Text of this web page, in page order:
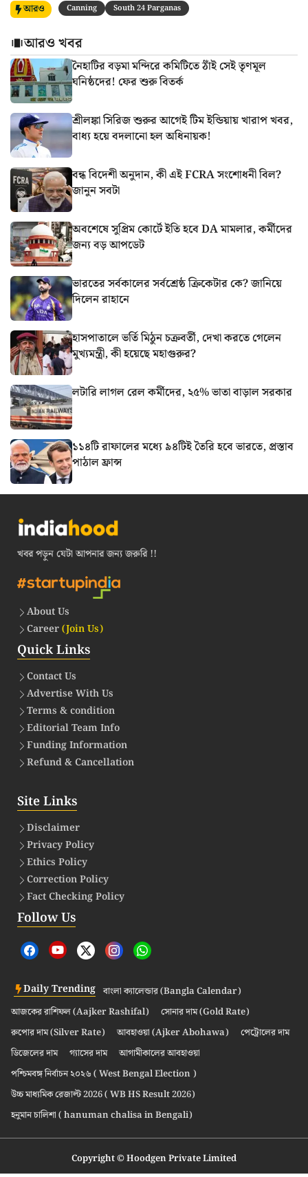
আরও Canning South 24 Parganas
আরও খবর
নৈহাটির বড়মা মন্দিরে কমিটিতে ঠাঁই সেই তৃণমূল
ঘনিষ্ঠদের! ফের শুরু বিতর্ক
শ্রীলঙ্কা সিরিজ শুরুর আগেই টিম ইন্ডিয়ায় খারাপ খবর,
বাধ্য হয়ে বদলানো হল অধিনায়ক!
বন্ধ বিদেশী অনুদান, কী এই FCRA সংশোধনী বিল?
জানুন সবটা
অবশেষে সুপ্রিম কোর্টে ইতি হবে DA মামলার, কর্মীদের
জন্য বড় আপডেট
ভারতের সর্বকালের সর্বশ্রেষ্ঠ ক্রিকেটার কে? জানিয়ে
দিলেন রাহানে
হাসপাতালে ভর্তি মিঠুন চক্রবর্তী, দেখা করতে গেলেন
মুখ্যমন্ত্রী, কী হয়েছে মহাগুরুর?
লটারি লাগল রেল কর্মীদের, ২৫% ভাতা বাড়াল সরকার
১১৪টি রাফালের মধ্যে ৯৪টিই তৈরি হবে ভারতে, প্রস্তাব
পাঠাল ফ্রান্স
খবর পড়ুন যেটা আপনার জন্য জরুরি !!
About Us
Career(Join Us)
Quick Links
Contact Us
Advertise With Us
Terms & condition
Editorial Team Info
Funding Information
Refund & Cancellation
Site Links
Disclaimer
Privacy Policy
Ethics Policy
Correction Policy
Fact Checking Policy
Follow Us
Daily Trending বাংলা ক্যালেন্ডার (Bangla Calendar)
আজকের রাশিফল (Aajker Rashifal)
সোনার দাম (Gold Rate)
রুপোর দাম (Silver Rate)
আবহাওয়া (Ajker Abohawa)
পেট্রোলের দাম
ডিজেলের দাম
গ্যাসের দাম
আগামীকালের আবহাওয়া
পশ্চিমবঙ্গ নির্বাচন ২০২৬ ( West Bengal Election )
উচ্চ মাধ্যমিক রেজাল্ট 2026 ( WB HS Result 2026)
হনুমান চালিশা ( hanuman chalisa in Bengali)
Copyright © Hoodgen Private Limited